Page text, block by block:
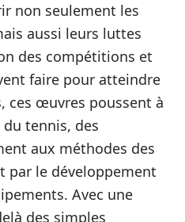
non seulement les
aussi leurs luttes
des compétitions et
faire pour atteindre
ces œuvres poussent à
tennis, des
aux méthodes des
par le développement
Avec une
des simples